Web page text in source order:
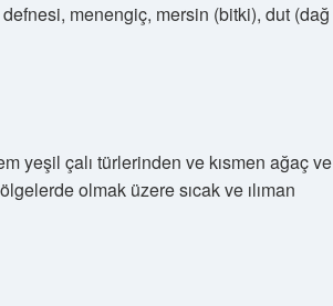
menengiç, mersin (bitki), dut (dağ
yeşil çalı türlerinden ve kısmen ağaç ve
olmak üzere sıcak ve ılıman